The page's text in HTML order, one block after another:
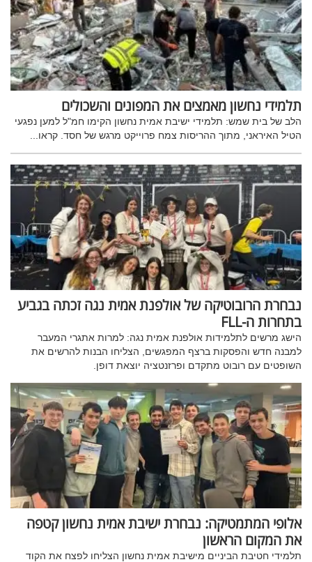
תלמידי נחשון מאמצים את המפונים והשכולים
הלב של בית שמש: תלמידי ישיבת אמית נחשון הקימו חמ"ל למען נפגעי
הטיל האיראני, מתוך ההריסות צמח פרוייקט מרגש של חסד. קראו...
נבחרת הרובוטיקה של אולפנת אמית נגה זכתה בגביע
בתחרות ה-FLL
הישג מרשים לתלמידות אולפנת אמית נגה: למרות אתגרי המעבר
למבנה חדש והפסקות ברצף המפגשים, הצליחו הבנות להרשים את
השופטים עם רובוט מתקדם ופרזנטציה יוצאת דופן.
אלופי המתמטיקה: נבחרת ישיבת אמית נחשון קטפה
את המקום הראשון
תלמידי חטיבת הביניים מישיבת אמית נחשון הצליחו לפצח את הקוד